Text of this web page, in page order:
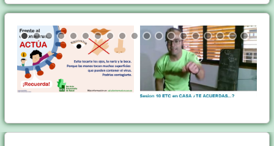
Contactar